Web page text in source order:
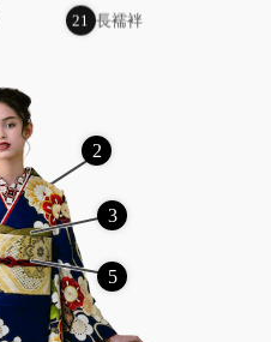
21 長襦袢
2
3
5